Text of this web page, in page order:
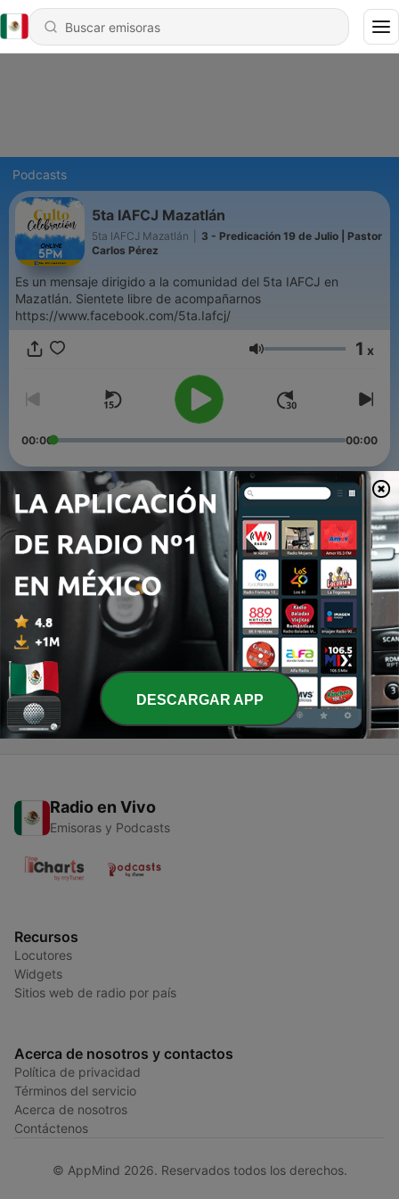
Podcasts
5ta IAFCJ Mazatlán
5ta IAFCJ Mazatlán
3 - Predicación 19 de Julio | Pastor
Carlos Pérez
Es un mensaje dirigido a la comunidad del 5ta IAFCJ en
Mazatlán. Sientete libre de acompañarnos
https://www.facebook.com/5ta.Iafcj/
Volumen 1 x
00:00 00:00
Episodios
3 - Predicación 19 de Julio | Pastor Carlos Pérez
19 jul. 2020
Mensaje de celebración Domingo 12 de Julio
12 jul. 2020
1 - Mensaje de Celebración 28 de Junio
27 jun. 2020
Radio en Vivo
Emisoras y Podcasts
Recursos
Locutores
Widgets
Sitios web de radio por país
Acerca de nosotros y contactos
Política de privacidad
Términos del servicio
Acerca de nosotros
Contáctenos
© AppMind 2026. Reservados todos los derechos.
DESCARGAR APP